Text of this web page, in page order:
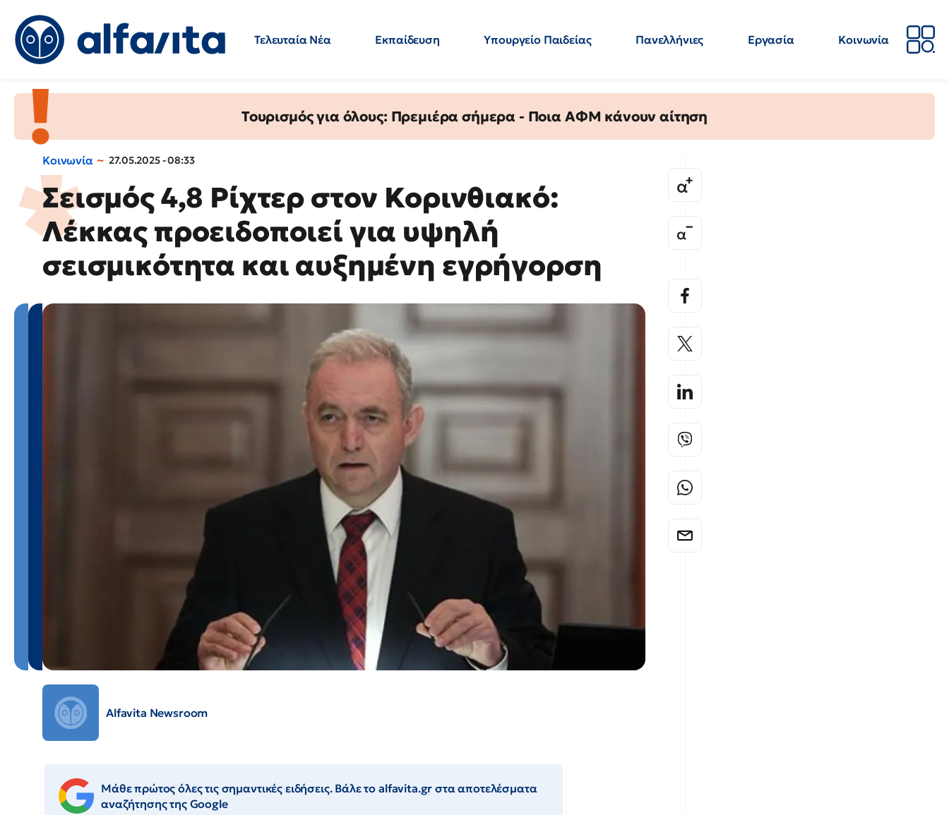
Τελευταία Νέα Εκπαίδευση Υπουργείο Παιδείας Πανελλήνιες Εργασία
Κοινωνία
Τουρισμός για όλους: Πρεμιέρα σήμερα - Ποια ΑΦΜ κάνουν αίτηση
Κοινωνία 27.05.2025 - 08:33
Σεισμός 4,8 Ρίχτερ στον Κορινθιακό:
Λέκκας προειδοποιεί για υψηλή
σεισμικότητα και αυξημένη εγρήγορση
Alfavita Newsroom
Μάθε πρώτος όλες τις σημαντικές ειδήσεις. Βάλε το alfavita.gr στα αποτελέσματα
αναζήτησης της Google